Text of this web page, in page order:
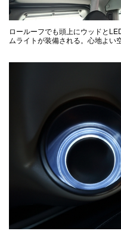
ロールーフでも頭上にウッドと
ムライトが装備される。心地よい